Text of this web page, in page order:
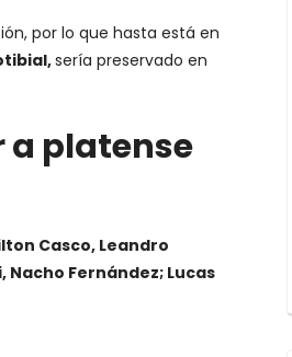
por lo que hasta está en
sería preservado en
a platense
Casco, Leandro
Nacho Fernández; Lucas